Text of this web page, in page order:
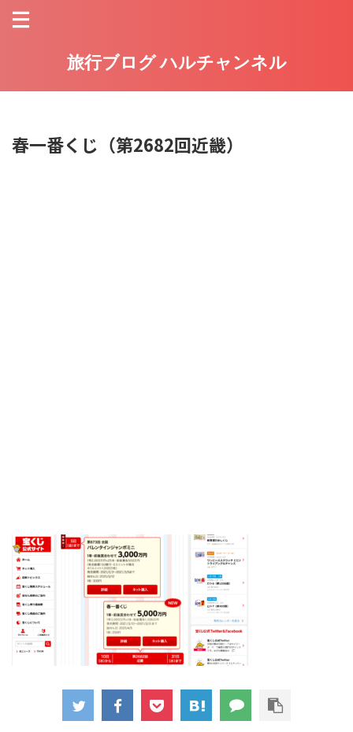
旅行ブログ ハルチャンネル
春一番くじ（第2682回近畿）